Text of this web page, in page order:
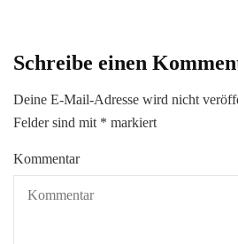
Schreibe einen
Deine E-Mail-Adresse wird nicht
Felder sind mit * markiert
Kommentar